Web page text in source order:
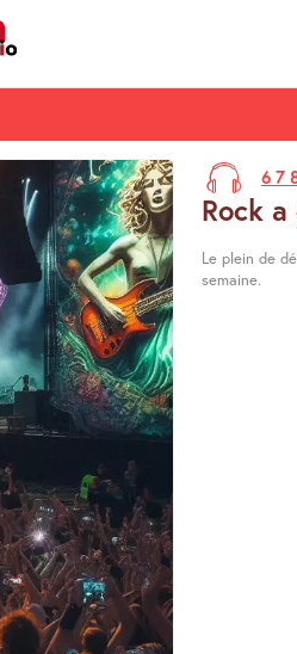
6 7
Rock
Le plein de
semaine.